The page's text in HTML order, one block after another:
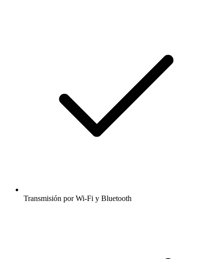
Transmisión por Wi-Fi y Bluetooth